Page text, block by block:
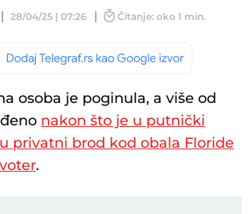
28/04/25 | 07:26 Čitanje: oko 1 min.
osoba je poginula, a više od
nakon što je u putnički
privatni brod kod obala Floride
.